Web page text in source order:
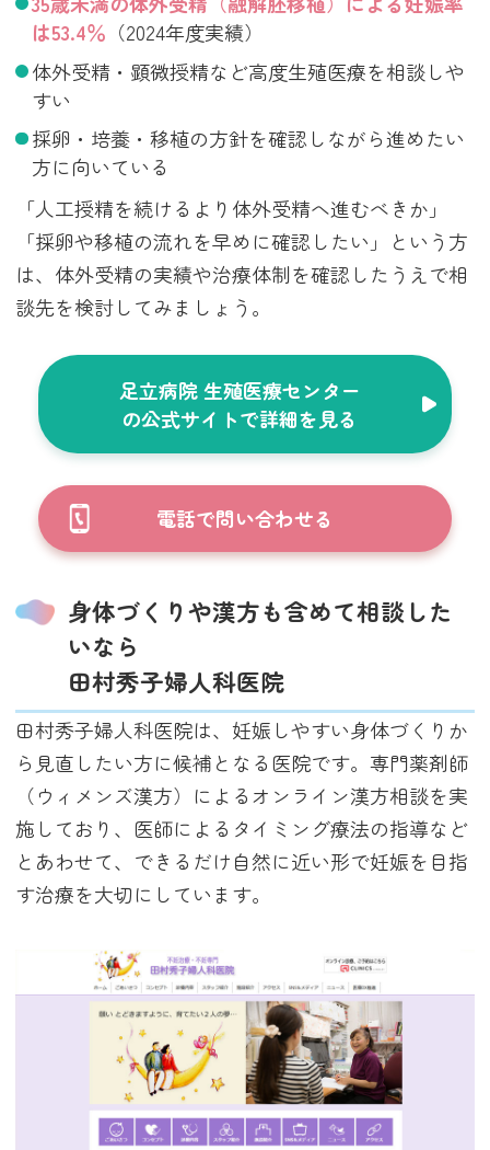
は53.4％ （2024年度実績）
体外受精・顕微授精など高度生殖医療を相談しや
すい
採卵・培養・移植の方針を確認しながら進めたい
方に向いている
「人工授精を続けるより体外受精へ進むべきか」
「採卵や移植の流れを早めに確認したい」という方
は、体外受精の実績や治療体制を確認したうえで相
談先を検討してみましょう。
足立病院 生殖医療センター
の公式サイトで詳細を見る
電話で問い合わせる
身体づくりや漢方も含めて相談した
いなら
田村秀子婦人科医院
田村秀子婦人科医院は、妊娠しやすい身体づくりか
ら見直したい方に候補となる医院です。専門薬剤師
（ウィメンズ漢方）によるオンライン漢方相談を実
施しており、医師によるタイミング療法の指導など
とあわせて、できるだけ自然に近い形で妊娠を目指
す治療を大切にしています。